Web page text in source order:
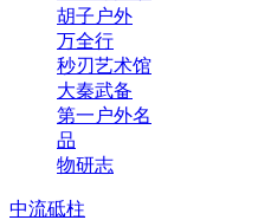
胡子户外
万全行
秒刃艺术馆
大秦武备
第一户外名
品
物研志
中流砥柱